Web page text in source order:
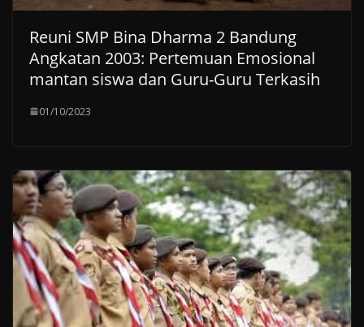
Reuni SMP Bina Dharma 2 Bandung
Angkatan 2003: Pertemuan Emosional
mantan siswa dan Guru-Guru Terkasih
01/10/2023